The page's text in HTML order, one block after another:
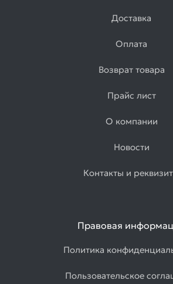
Доставка
Оплата
Возврат товара
Прайс лист
О компании
Новости
Контакты и
Правовая
Политика
Пользовательское